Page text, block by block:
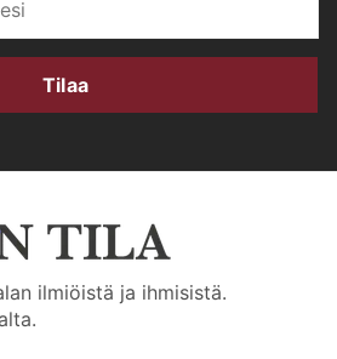
Tilaa
ilmiöistä ja ihmisistä.